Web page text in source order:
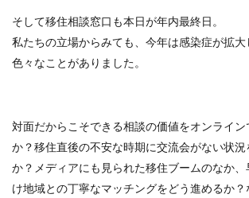
そして移住相談窓口も本日が年内最終日。
私たちの立場からみても、今年は感染症が拡
色々なことがありました。
対面だからこそできる相談の価値をオンライン
か？移住直後の不安な時期に交流会がない状
か？メディアにも見られた移住ブームのなか
け地域との丁寧なマッチングをどう進めるか？